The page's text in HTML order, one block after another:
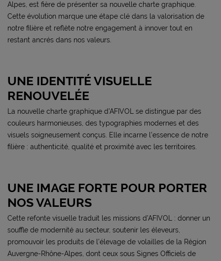
Alpes, est fière de présenter sa nouvelle charte graphique.
Cette évolution marque une étape clé dans la valorisation de
notre filière et reflète notre engagement à innover tout en
restant ancrés dans nos valeurs.
UNE IDENTITÉ VISUELLE
RENOUVELÉE
La nouvelle charte graphique d’AFIVOL se distingue par des
couleurs harmonieuses, des typographies modernes et des
visuels soigneusement conçus. Elle incarne l’essence de notre
filière : authenticité, qualité et proximité avec les territoires.
UNE IMAGE FORTE POUR PORTER
NOS VALEURS
Cette refonte visuelle traduit les missions d’AFIVOL : donner un
souffle de modernité au secteur, soutenir les éleveurs,
promouvoir les produits de l’élevage de volailles de la Région
Auvergne-Rhône-Alpes, dont ceux sous Signes Officiels de